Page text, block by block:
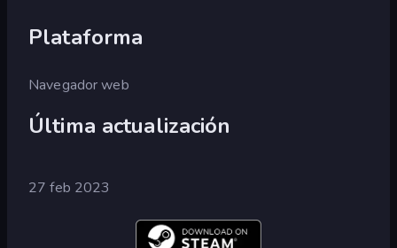
Plataforma
Navegador web
Última actualización
27 feb 2023